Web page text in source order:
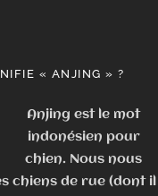
« ANJING » ?
Anjing est le mot
indonésien pour
chien. Nous nous
chiens de rue (dont il